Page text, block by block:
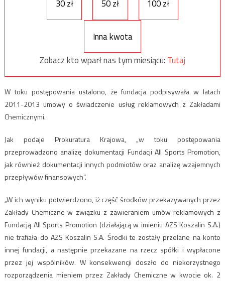
30 zł 50 zł 100 zł
Inna kwota
Zobacz kto wparł nas tym miesiącu: Tutaj
W toku postępowania ustalono, że fundacja podpisywała w latach
2011-2013 umowy o świadczenie usług reklamowych z Zakładami
Chemicznymi.
Jak podaje Prokuratura Krajowa, „w toku postępowania
przeprowadzono analizę dokumentacji Fundacji All Sports Promotion,
jak również dokumentacji innych podmiotów oraz analizę wzajemnych
przepływów finansowych”.
„W ich wyniku potwierdzono, iż część środków przekazywanych przez
Zakłady Chemiczne w związku z zawieraniem umów reklamowych z
Fundacją All Sports Promotion (działającą w imieniu AZS Koszalin S.A.)
nie trafiała do AZS Koszalin S.A. Środki te zostały przelane na konto
innej fundacji, a następnie przekazane na rzecz spółki i wypłacone
przez jej wspólników. W konsekwencji doszło do niekorzystnego
rozporządzenia mieniem przez Zakłady Chemiczne w kwocie ok. 2